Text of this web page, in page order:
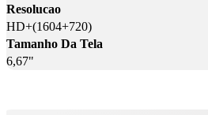
Resolucao
HD+(1604+720)
Tamanho Da Tela
6,67"